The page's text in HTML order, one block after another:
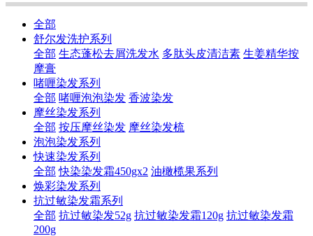
全部
舒尔发洗护系列
全部 生态蓬松去屑洗发水 多肽头皮清洁素 生姜精华按
摩膏
啫喱染发系列
全部 啫喱泡泡染发 香波染发
摩丝染发系列
全部 按压摩丝染发 摩丝染发梳
泡泡染发系列
快速染发系列
全部 快染染发霜450gx2 油橄榄果系列
焕彩染发系列
抗过敏染发霜系列
全部 抗过敏染发52g 抗过敏染发霜120g 抗过敏染发霜
200g